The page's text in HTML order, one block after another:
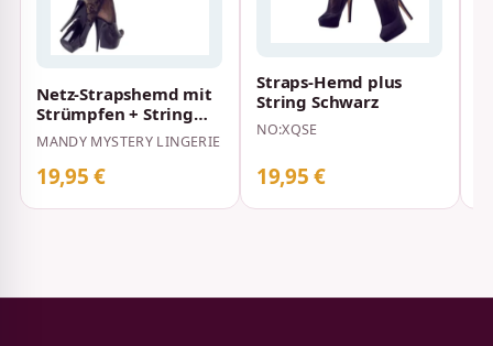
Netz-Strapshemd mit
Strümpfen + String
Schwarz
MANDY MYSTERY LINGERIE
19,95 €
Straps-Hemd plus
String Schwarz
NO:XQSE
19,95 €